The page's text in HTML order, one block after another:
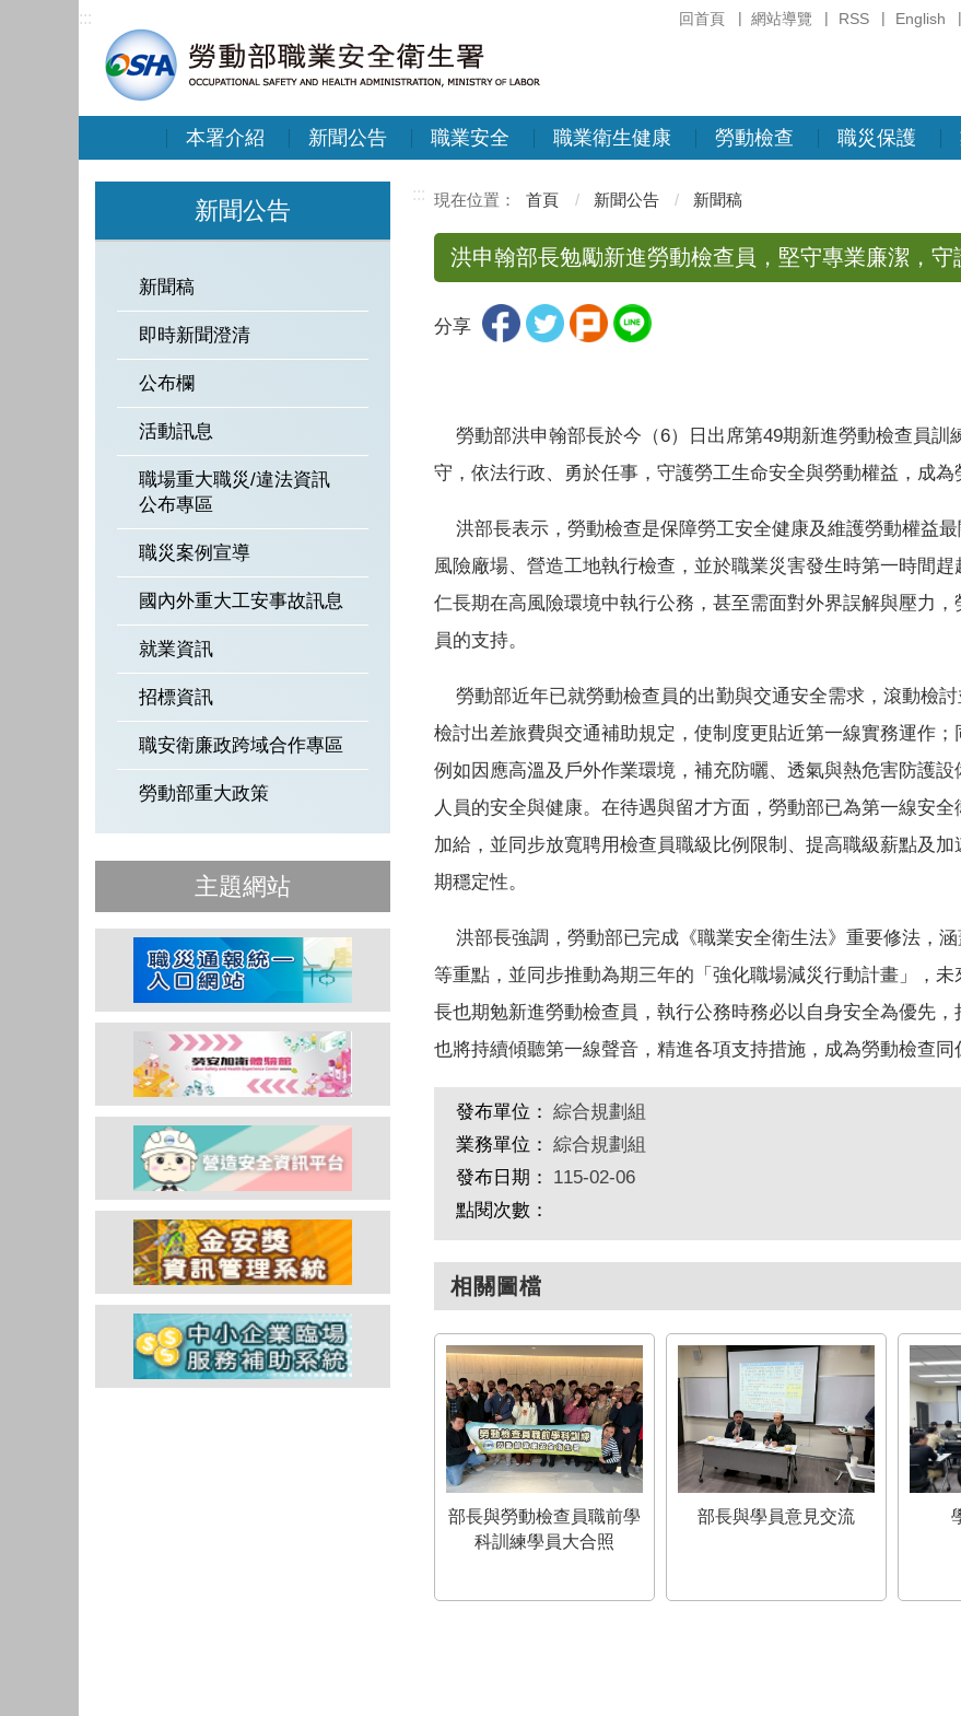
回首頁 網站導覽 RSS English
:::
本署介紹 新聞公告 職業安全 職業衛生健康 勞動檢查 職災保護
新聞公告
新聞稿
即時新聞澄清
公布欄
活動訊息
職場重大職災/違法資訊
公布專區
職災案例宣導
國內外重大工安事故訊息
就業資訊
招標資訊
職安衛廉政跨域合作專區
勞動部重大政策
主題網站
::: 首頁 新聞公告 新聞稿
洪申翰部長勉勵新進勞動檢查員，堅守專業廉潔，守
分享
勞動部洪申翰部長於今（6）日出席第49期新進勞動檢查員訓
守，依法行政、勇於任事，守護勞工生命安全與勞動權益，成為
洪部長表示，勞動檢查是保障勞工安全健康及維護勞動權益
風險廠場、營造工地執行檢查，並於職業災害發生時第一時間
仁長期在高風險環境中執行公務，甚至需面對外界誤解與壓力
員的支持。
勞動部近年已就勞動檢查員的出勤與交通安全需求，滾動檢討
檢討出差旅費與交通補助規定，使制度更貼近第一線實務運作
例如因應高溫及戶外作業環境，補充防曬、透氣與熱危害防護
人員的安全與健康。在待遇與留才方面，勞動部已為第一線安
加給，並同步放寬聘用檢查員職級比例限制、提高職級薪點及
期穩定性。
洪部長強調，勞動部已完成《職業安全衛生法》重要修法，
等重點，並同步推動為期三年的「強化職場減災行動計畫」，
長也期勉新進勞動檢查員，執行公務時務必以自身安全為優先
也將持續傾聽第一線聲音，精進各項支持措施，成為勞動檢查同
發布單位： 綜合規劃組
業務單位： 綜合規劃組
發布日期：
115-02-06
點閱次數：
相關圖檔
部長與勞動檢查員職前學
科訓練學員大合照
部長與學員意見交流